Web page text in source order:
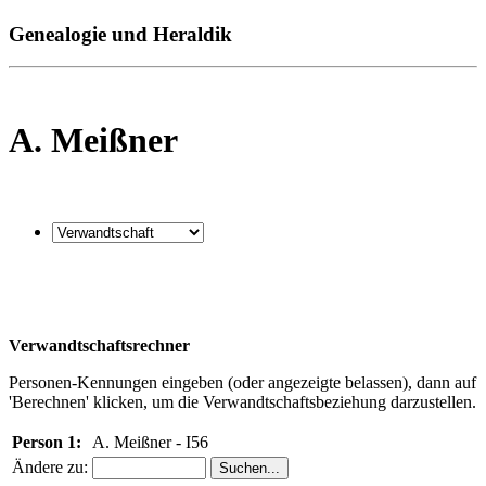
Genealogie und Heraldik
A. Meißner
Verwandtschaftsrechner
Personen-Kennungen eingeben (oder angezeigte belassen), dann auf
'Berechnen' klicken, um die Verwandtschaftsbeziehung darzustellen.
Person 1:
A. Meißner - I56
Ändere zu: